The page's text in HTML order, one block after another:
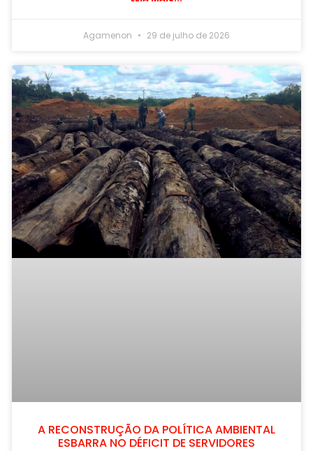
Agamenon 29 de julho de 2026
A RECONSTRUÇÃO DA POLÍTICA AMBIENTAL
ESBARRA NO DÉFICIT DE SERVIDORES